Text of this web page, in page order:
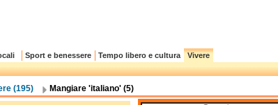
Sport e benessere Tempo libero e cultura Vivere
(195) Mangiare 'italiano' (5)